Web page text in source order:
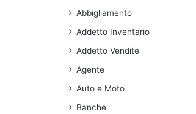
Abbigliamento
Addetto Inventario
Addetto Vendite
Agente
Auto e Moto
Banche